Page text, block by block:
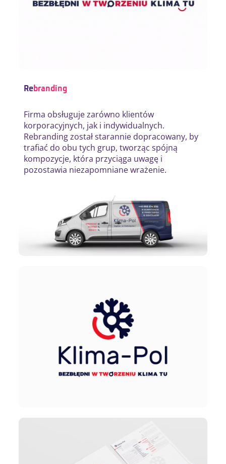
Rebranding
Firma obsługuje zarówno klientów
korporacyjnych, jak i indywidualnych.
Rebranding został starannie dopracowany, by
trafiać do obu tych grup, tworząc spójną
kompozycje, która przyciąga uwagę i
pozostawia niezapomniane wrażenie.